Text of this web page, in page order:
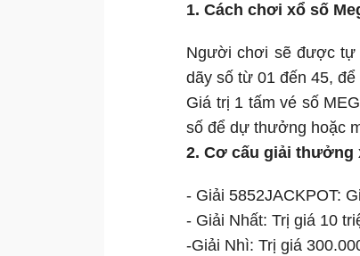
1. Cách chơi xổ số
Người chơi sẽ được tự
dãy số từ 01 đến 45,
Giá trị 1 tấm vé số
số để dự thưởng hoặc
2. Cơ cấu giải thưởng
- Giải 5852JACKPOT:
- Giải Nhất: Trị giá 10
-Giải Nhì: Trị giá